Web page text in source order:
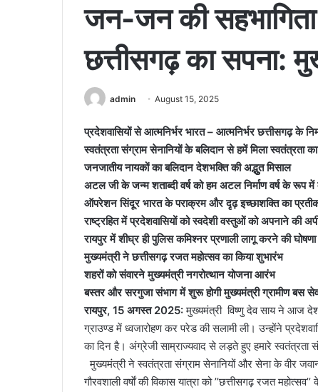
जन-जन की सहभागिता
छत्तीसगढ़ का सपना:
admin August 15, 2025
प्रदेशवासियों से आत्मनिर्भर भारत – आत्मनिर्भर छत्तीसगढ़ के
स्वतंत्रता संग्राम सेनानियों के बलिदान से हमें मिला स्वतंत्रता
जनजातीय नायकों का बलिदान देशभक्ति की अद्भुुत मिसाल
अटल जी के जन्म शताब्दी वर्ष को हम अटल निर्माण वर्ष के रूप में
ऑपरेशन सिंदूर भारत के पराक्रम और दृढ़ इच्छाशक्ति का
राष्ट्रहित में प्रदेशवासियों को स्वदेशी वस्तुओं को अपनाने की
रायपुर में शीघ्र ही पुलिस कमिश्नर प्रणाली लागू करने की घोषणा
मुख्यमंत्री ने छत्तीसगढ़ रजत महोत्सव का किया शुभारंभ
शहरों को संवारने मुख्यमंत्री नगरोत्थान योजना आरंभ
बस्तर और सरगुजा संभाग में शुरू होगी मुख्यमंत्री ग्रामीण बस
रायपुर, 15 अगस्त 2025:मुख्यमंत्री विष्णु देव साय ने आज
ग्राउण्ड में ध्वजारोहण कर परेड की सलामी ली। उन्होंने
का दिन है। अंग्रेजी साम्राज्यवाद से लड़ते हुए हमारे स्वतंत्रता
मुख्यमंत्री ने स्वतंत्रता संग्राम सेनानियों और सेना के वीर
गौरवशाली वर्षाें की विकास यात्रा को ’’छत्तीसगढ़ रजत